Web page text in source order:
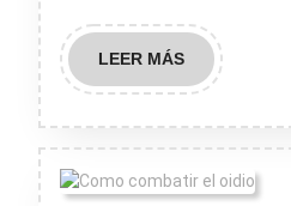
LEER MÁSLEER
MÁS